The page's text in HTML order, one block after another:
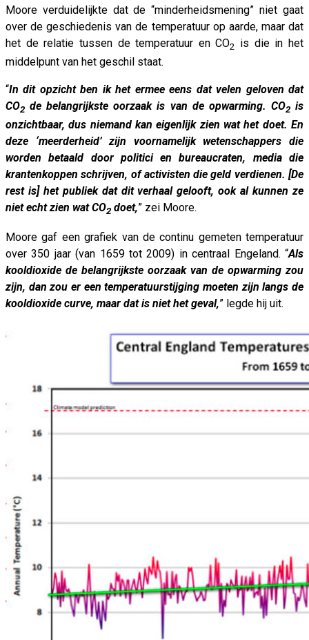
Moore verduidelijkte dat de “minderheidsmening” niet gaat
over de geschiedenis van de temperatuur op aarde, maar dat
het de relatie tussen de temperatuur en CO2
is die in het
middelpunt van het geschil staat.
“In dit opzicht ben ik het ermee eens dat velen geloven dat
CO2 de belangrijkste oorzaak is van de opwarming. CO2is
onzichtbaar, dus niemand kan eigenlijk zien wat het doet. En
deze ‘meerderheid’ zijn voornamelijk wetenschappers die
worden betaald door politici en bureaucraten, media die
krantenkoppen schrijven, of activisten die geld verdienen. [De
rest is] het publiek dat dit verhaal gelooft, ook al kunnen ze
niet echt zien wat CO2 doet,” zei Moore.
Moore gaf een grafiek van de continu gemeten temperatuur
over 350 jaar (van 1659 tot 2009) in centraal Engeland. “Als
kooldioxide de belangrijkste oorzaak van de opwarming zou
zijn, dan zou er een temperatuurstijging moeten zijn langs de
kooldioxide curve, maar dat is niet het geval,” legde hij uit.